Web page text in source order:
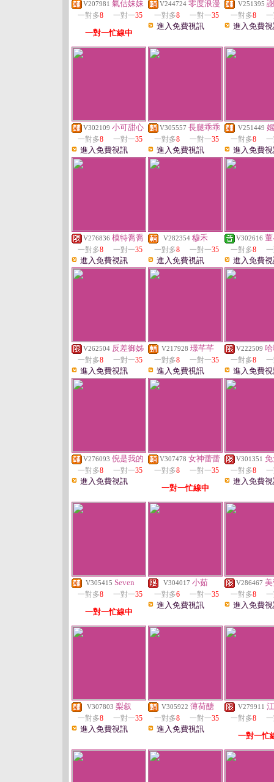
V207981 氣估妹妹
一對多8 一對一35
一對一忙線中
V244724 零度浪漫
一對多8 一對一35
進入免費視訊
V251395
一對多8
進入免費
V302109 小可甜心
一對多8 一對一35
進入免費視訊
V305557 長腿乖乖
一對多8 一對一35
進入免費視訊
V251449
一對多8
進入免費
V276836 模特喬喬
一對多8 一對一35
進入免費視訊
V282354 穆禾
一對多8 一對一35
進入免費視訊
V302616
一對多8
進入免費
V262504 反差御姊
一對多8 一對一35
進入免費視訊
V217928 璟芊芊
一對多8 一對一35
進入免費視訊
V222509
一對多8
進入免費
V276093 倪是我的
一對多8 一對一35
進入免費視訊
V307478 女神蕾蕾
一對多8 一對一35
一對一忙線中
V301351
一對多8
進入免費
V305415 Seven
一對多8 一對一35
一對一忙線中
V304017 小茹
一對多6 一對一35
進入免費視訊
V286467
一對多8
進入免費
V307803 梨叙
一對多8 一對一35
進入免費視訊
V305922 薄荷醣
一對多8 一對一35
進入免費視訊
V279911
一對多8
一對一忙